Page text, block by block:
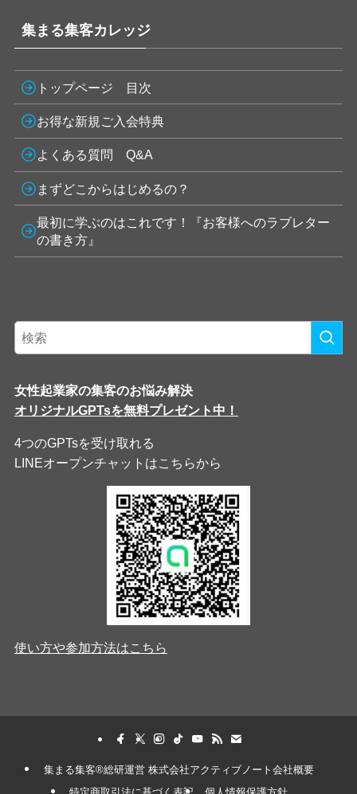
集まる集客カレッジ
トップページ 目次
お得な新規ご入会特典
よくある質問 Q&A
まずどこからはじめるの？
最初に学ぶのはこれです！『お客様へのラブレター
の書き方』
女性起業家の集客のお悩み解決
オリジナルGPTsを無料プレゼント中！
4つのGPTsを受け取れる
LINEオープンチャットはこちらから
使い方や参加方法はこちら
集まる集客®︎総研運営 株式会社アクティブノート会社概要